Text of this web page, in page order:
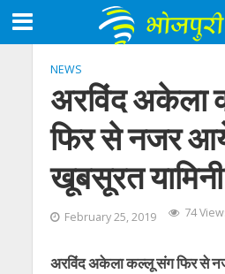
NEWS
अरविंद अकेला
फिर से नजर
खूबसूरत
February 25, 2019 74
अरविंद अकेला कल्‍लू संग फिर से